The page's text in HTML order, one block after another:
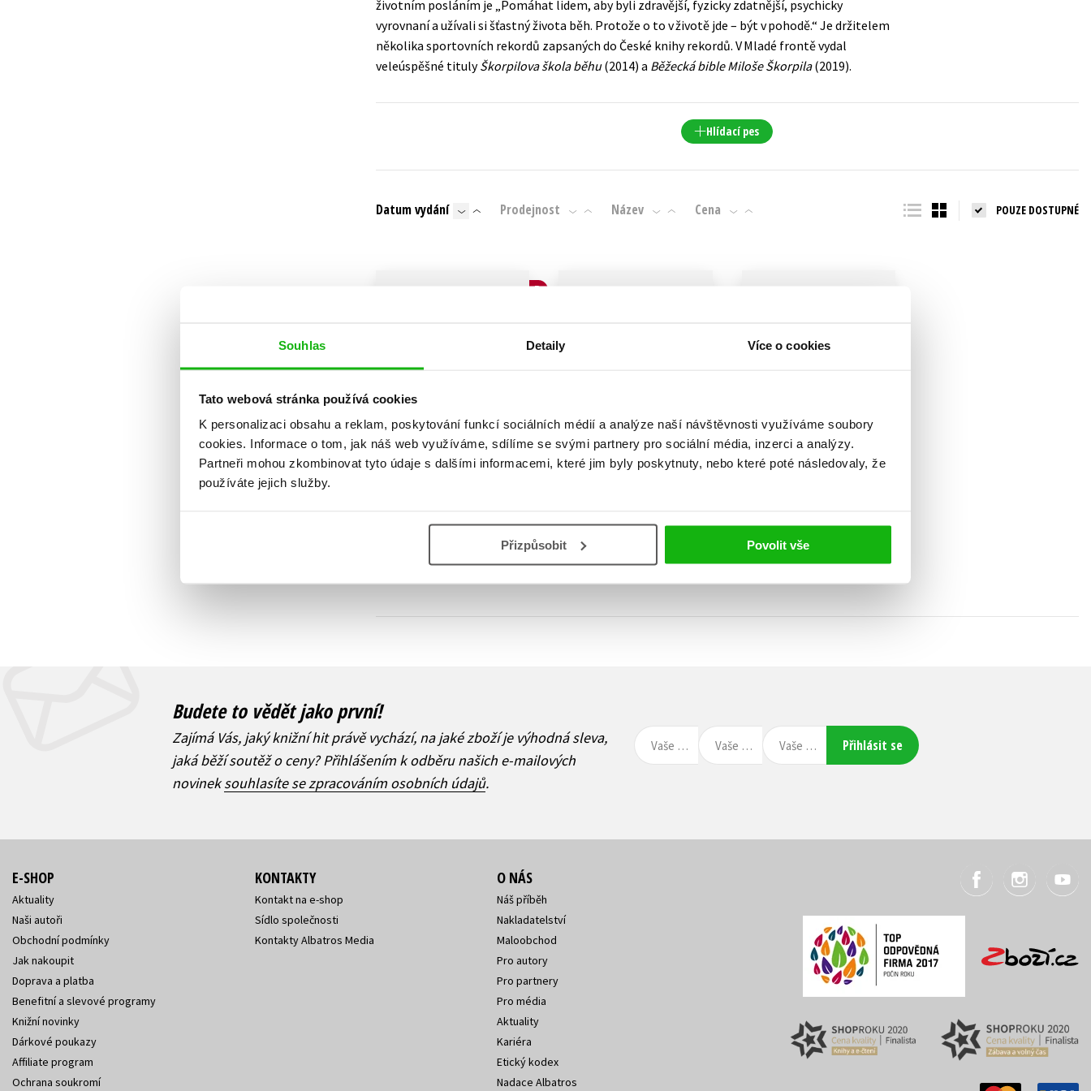
Souhlas Detaily Více o cookies
Tato webová stránka používá cookies
K personalizaci obsahu a reklam, poskytování funkcí sociálních médií a analýze naší návštěvnosti využíváme soubory
cookies. Informace o tom, jak náš web využíváme, sdílíme se svými partnery pro sociální média, inzerci a analýzy.
Partneři mohou zkombinovat tyto údaje s dalšími informacemi, které jim byly poskytnuty, nebo které poté následovaly, že
používáte jejich služby.
Přizpůsobit Povolit vše
Populárně - naučná pro dospělé
Populárně - naučné pro děti
Předškoláci
Young adult (SK)
Zahraniční literatura
Všechny tituly
životním posláním je „Pomáhat lidem, aby byli zdravější, fyzicky zdatnější, psychicky
vyrovnaní a užívali si šťastný života běh. Protože o to v životě jde – být v pohodě.“ Je držitelem
několika sportovních rekordů zapsaných do České knihy rekordů. V Mladé frontě vydal
veleúspěšné titulyŠkorpilova škola běhu(2014) a Běžecká bible Miloše Škorpila(2019).
Hlídací pes
Datum vydání Prodejnost Název Cena POUZE DOSTUPNÉ
B
Miloše Škorpila
319 Kč399 Kč
Dana Škorpilová,
399 Kč
Miloš Škorpil
279 Kč
Budete to vědět jako první!
Zajímá Vás, jaký knižní hit právě vychází, na jaké zboží je výhodná sleva,
jaká běží soutěž o ceny? Přihlášením k odběru našich e-mailových
novineksouhlasíte se zpracováním osobních údajů.
Přihlásit se
E-SHOP
Aktuality
Naši autoři
Obchodní podmínky
Jak nakoupit
Doprava a platba
Benefitní a slevové programy
Knižní novinky
Dárkové poukazy
Affiliate program
Ochrana soukromí
KONTAKTY
Kontakt na e-shop
Sídlo společnosti
Kontakty Albatros Media
O NÁS
Náš příběh
Nakladatelství
Maloobchod
Pro autory
Pro partnery
Pro média
Aktuality
Kariéra
Etický kodex
Nadace Albatros